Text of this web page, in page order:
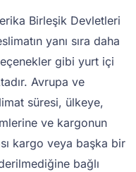
Birleşik Devletleri
yanı sıra daha
gibi yurt içi
Avrupa ve
süresi, ülkeye,
ve kargonun
kargo veya başka bir
bağlı